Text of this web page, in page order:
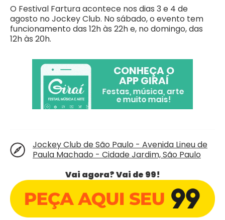
O Festival Fartura acontece nos dias 3 e 4 de
agosto no Jockey Club. No sábado, o evento tem
funcionamento das 12h às 22h e, no domingo, das
12h às 20h.
Jockey Club de São Paulo - Avenida Lineu de
Paula Machado - Cidade Jardim, São Paulo
Vai agora? Vai de 99!